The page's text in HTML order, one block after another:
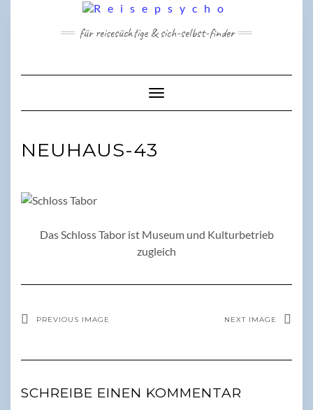
für reisesüchtige & sich-selbst-finder
Toggle Navigation
NEUHAUS-43
Das Schloss Tabor ist Museum und Kulturbetrieb
zugleich
PREVIOUS IMAGE NEXT IMAGE
SCHREIBE EINEN KOMMENTAR